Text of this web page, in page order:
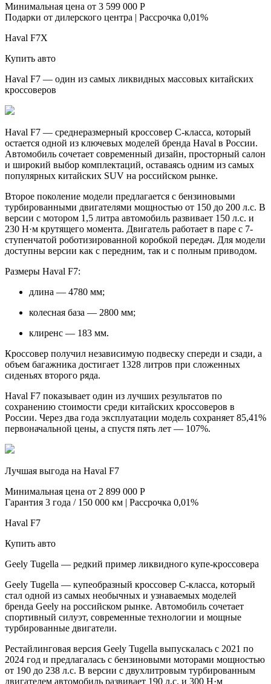
Минимальная цена от 3 599 000 Р
Подарки от дилерского центра | Рассрочка 0,01%
Haval F7X
Купить авто
Haval F7 — один из самых ликвидных массовых китайских
кроссоверов
Haval F7 — среднеразмерный кроссовер C-класса, который
остается одной из ключевых моделей бренда Haval в России.
Автомобиль сочетает современный дизайн, просторный салон
и широкий выбор комплектаций, оставаясь одним из самых
популярных китайских SUV на российском рынке.
Второе поколение модели предлагается с бензиновыми
турбированными двигателями мощностью от 150 до 200 л.с. В
версии с мотором 1,5 литра автомобиль развивает 150 л.с. и
230 Н·м крутящего момента. Двигатель работает в паре с 7-
ступенчатой роботизированной коробкой передач. Для модели
доступны версии как с передним, так и с полным приводом.
Размеры Haval F7:
длина — 4780 мм;
колесная база — 2800 мм;
клиренс — 183 мм.
Кроссовер получил независимую подвеску спереди и сзади, а
объем багажника достигает 1328 литров при сложенных
сиденьях второго ряда.
Haval F7 показывает один из лучших результатов по
сохранению стоимости среди китайских кроссоверов в
России. Через два года эксплуатации модель сохраняет 85,41%
первоначальной цены, а спустя пять лет — 107%.
Лучшая выгода на Haval F7
Минимальная цена от 2 899 000 Р
Гарантия 3 года / 150 000 км | Рассрочка 0,01%
Haval F7
Купить авто
Geely Tugella — редкий пример ликвидного купе-кроссовера
Geely Tugella — купеобразный кроссовер C-класса, который
стал одной из самых необычных и узнаваемых моделей
бренда Geely на российском рынке. Автомобиль сочетает
спортивный силуэт, современные технологии и мощные
турбированные двигатели.
Рестайлинговая версия Geely Tugella выпускалась с 2021 по
2024 год и предлагалась с бензиновыми моторами мощностью
от 190 до 238 л.с. В версии с двухлитровым турбированным
двигателем автомобиль развивает 190 л.с. и 300 Н·м